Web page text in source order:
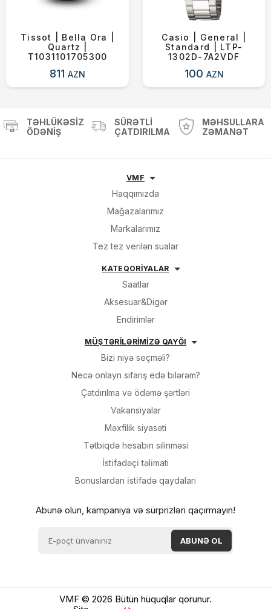
Tissot | Bella Ora |
Quartz |
T1031101705300
811AZN
Casio | General |
Standard | LTP-
1302D-7A2VDF
100 AZN
TƏHLÜKƏSIZ
ÖDƏNIŞ
SÜRƏTLI
ÇATDIRILMA
MƏHSULLARA
ZƏMANƏT
VMF
Haqqımızda
Mağazalarımız
Markalarımız
Tez tez verilən sualar
KATEQORİYALAR
Saatlar
Aksesuar&Digər
Endirimlər
MÜŞTƏRİLƏRİMİZƏ QAYĞI
Bizi niyə seçməli?
Necə onlayn sifariş edə bilərəm?
Çatdırılma və ödəmə şərtləri
Vakansiyalar
Məxfilik siyasəti
Tətbiqdə hesabın silinməsi
İsti̇fadəçi̇ təli̇mati
Bonuslardan i̇sti̇fadə qaydalari
Abunə olun, kampaniya və sürprizləri qaçırmayın!
VMF © 2026 Bütün hüquqlar qorunur.